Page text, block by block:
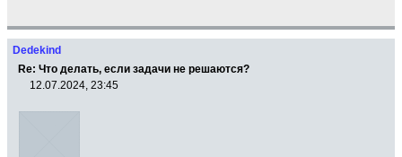
Dedekind
Re: Что делать, если задачи не решаются?
12.07.2024, 23:45